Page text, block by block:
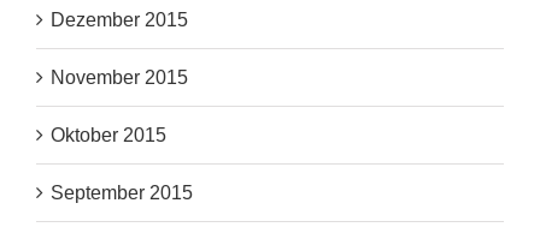
Dezember 2015
November 2015
Oktober 2015
September 2015